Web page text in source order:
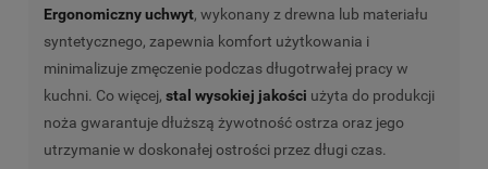
Ergonomiczny uchwyt, wykonany z drewna lub materiału
syntetycznego, zapewnia komfort użytkowania i
minimalizuje zmęczenie podczas długotrwałej pracy w
kuchni. Co więcej, stal wysokiej jakości użyta do produkcji
noża gwarantuje dłuższą żywotność ostrza oraz jego
utrzymanie w doskonałej ostrości przez długi czas.